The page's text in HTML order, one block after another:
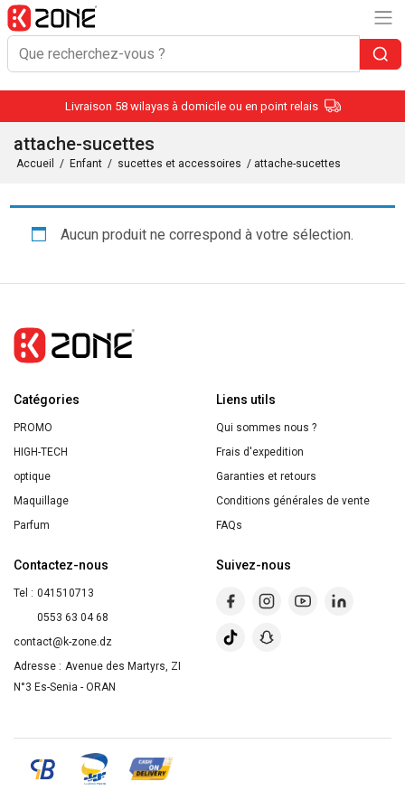
Livraison 58 wilayas à domicile ou en point relais
attache-sucettes
Accueil / Enfant / sucettes et accessoires / attache-sucettes
Aucun produit ne correspond à votre sélection.
Catégories
PROMO
HIGH-TECH
optique
Maquillage
Parfum
Liens utils
Qui sommes nous ?
Frais d'expedition
Garanties et retours
Conditions générales de vente
FAQs
Contactez-nous
Tel : 041510713
0553 63 04 68
contact@k-zone.dz
Adresse : Avenue des Martyrs, ZI
N°3 Es-Senia - ORAN
Suivez-nous